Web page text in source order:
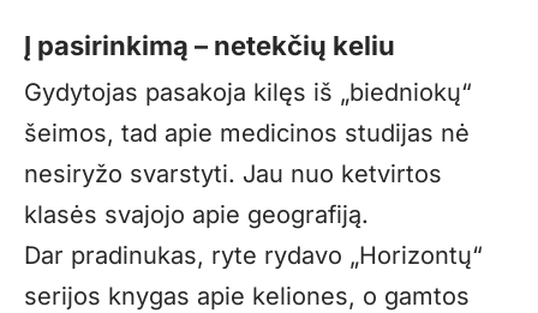
Į pasirinkimą – netekčių keliu
Gydytojas pasakoja kilęs iš „biedniokų“
šeimos, tad apie medicinos studijas nė
nesiryžo svarstyti. Jau nuo ketvirtos
klasės svajojo apie geografiją.
Dar pradinukas, ryte rydavo „Horizontų“
serijos knygas apie keliones, o gamtos